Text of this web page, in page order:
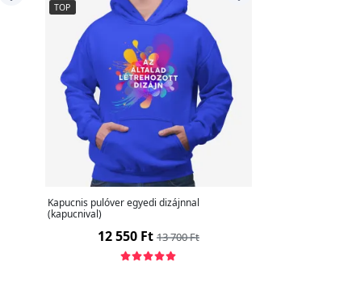
TOP
Kapucnis pulóver egyedi dizájnnal
(kapucnival)
12 550 Ft 13 700 Ft